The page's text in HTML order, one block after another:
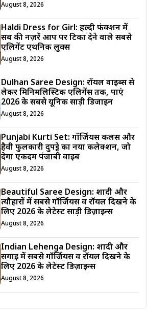
August 8, 2026
Haldi Dress for Girl: हल्दी फंक्शन में
सब की नज़रें आप पर टिका देने वाले सबसे
एलिगेंट एथनिक लुक्स
August 8, 2026
Dulhan Saree Design: रॉयल वाइब्स से
लेकर मिनिमलिस्टिक एलिगेंस तक, पाएं
2026 के सबसे यूनिक साड़ी डिजाईन
August 8, 2026
Punjabi Kurti Set: गॉर्जियस कलर्स और
हैवी फुलकारी दुपट्टे का नया कलेक्शन, जो
देगा एकदम पंजाबी वाइब
August 8, 2026
Beautiful Saree Design: शादी और
त्यौहारों में सबसे गॉर्जियस व रॉयल दिखने के
लिए 2026 के लेटेस्ट साड़ी डिज़ाइन्स
August 8, 2026
Indian Lehenga Design: शादी और
सगाई में सबसे गॉर्जियस व रॉयल दिखने के
लिए 2026 के लेटेस्ट डिज़ाइन्स
August 8, 2026